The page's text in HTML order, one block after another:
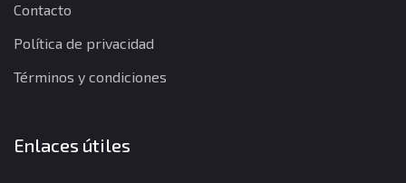
Contacto
Política de privacidad
Términos y condiciones
Enlaces útiles